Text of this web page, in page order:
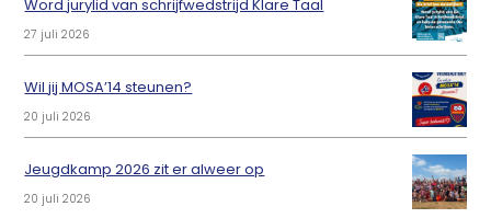
Word jurylid van schrijfwedstrijd Klare Taal
27 juli 2026
Wil jij MOSA’14 steunen?
20 juli 2026
Jeugdkamp 2026 zit er alweer op
20 juli 2026